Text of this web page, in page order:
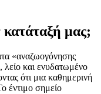
κατάταξή μας;
«αναζωογόνησης
και ενυδατωμένο
ότι μια καθημερινή
έντιμο σημείο